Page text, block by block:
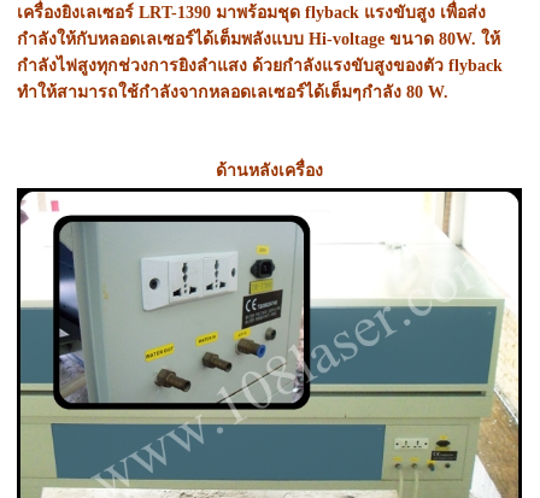
เครื่องยิงเลเซอร์ LRT-1390 มาพร้อมชุด flyback แรงขับสูง เพื่อส่ง
กำลังให้กับหลอดเลเซอร์ได้เต็มพลังแบบ Hi-voltage ขนาด 80W. ให้
กำลังไฟสูงทุกช่วงการยิงลำแสง ด้วยกำลังแรงขับสูงของตัว flyback
ทำให้สามารถใช้กำลังจากหลอดเลเซอร์ได้เต็มๆกำลัง 80 W.
ด้านหลังเครื่อง